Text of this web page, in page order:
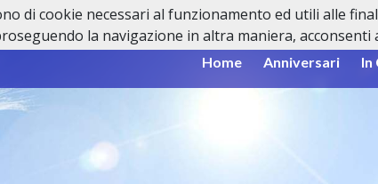
Home Anniversari In
di cookie necessari al funzionamento ed utili alle
la navigazione in altra maniera, acconsenti